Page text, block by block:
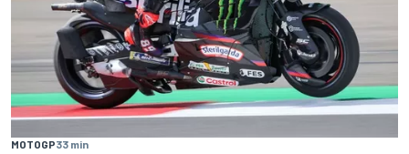
MOTOGP33 min